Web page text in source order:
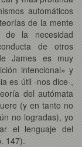
automáticos
de la mente
de la necesidad
de otros
James es muy
intencional» y
es útil -nos dice-,
del autómata
(y en tanto no
no logradas), yo
el lenguaje del
147).